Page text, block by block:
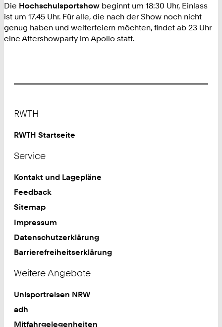
Die Hochschulsportshow beginnt um 18:30 Uhr, Einlass
ist um 17.45 Uhr. Für alle, die nach der Show noch nicht
genug haben und weiterfeiern möchten, findet ab 23 Uhr
eine Aftershowparty im Apollo statt.
RWTH
RWTH Startseite
Service
Kontakt und Lagepläne
Feedback
Sitemap
Impressum
Datenschutzerklärung
Barrierefreiheitserklärung
Weitere Angebote
Unisportreisen NRW
adh
Mitfahrgelegenheiten